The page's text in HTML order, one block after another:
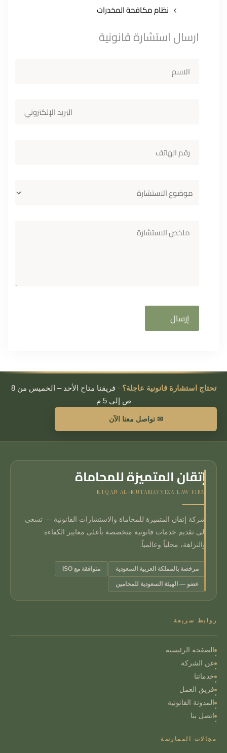
نظام مكافحة المخدرات
ارسال استشارة قانونية
تحتاج استشارة قانونية عاجلة؟ ·
فريقنا متاح الأحد – الخميس من 8
ص إلى 5 م
✉ تواصل معنا الآن
إتقان المتميزة للمحاماة
ETQAN AL-MUTAMAYYIZA LAW FIRM
شركة إتقان المتميزة للمحاماة والاستشارات القانونية — تسعى
إلى تقديم خدمات قانونية متخصصة بأعلى معايير الكفاءة
والنزاهة، محلياً وعالمياً.
مرخصة بالمملكة العربية السعودية متوافقة مع ISO
عضو — الهيئة السعودية للمحامين
روابط سريعة
الصفحة الرئيسية
عن الشركة
خدماتنا
فريق العمل
المدونة القانونية
اتصل بنا
مجالات الممارسة